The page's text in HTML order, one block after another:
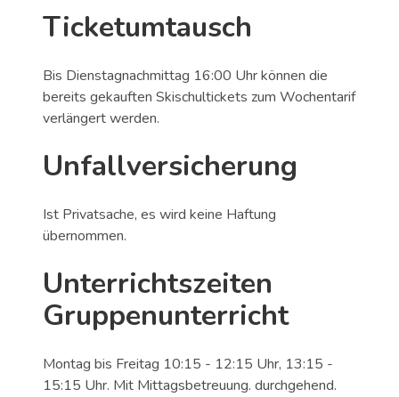
Ticketumtausch
Bis Dienstagnachmittag 16:00 Uhr können die
bereits gekauften Skischultickets zum Wochentarif
verlängert werden.
Unfallversicherung
Ist Privatsache, es wird keine Haftung
übernommen.
Unterrichtszeiten
Gruppenunterricht
Montag bis Freitag 10:15 - 12:15 Uhr, 13:15 -
15:15 Uhr. Mit Mittagsbetreuung. durchgehend.